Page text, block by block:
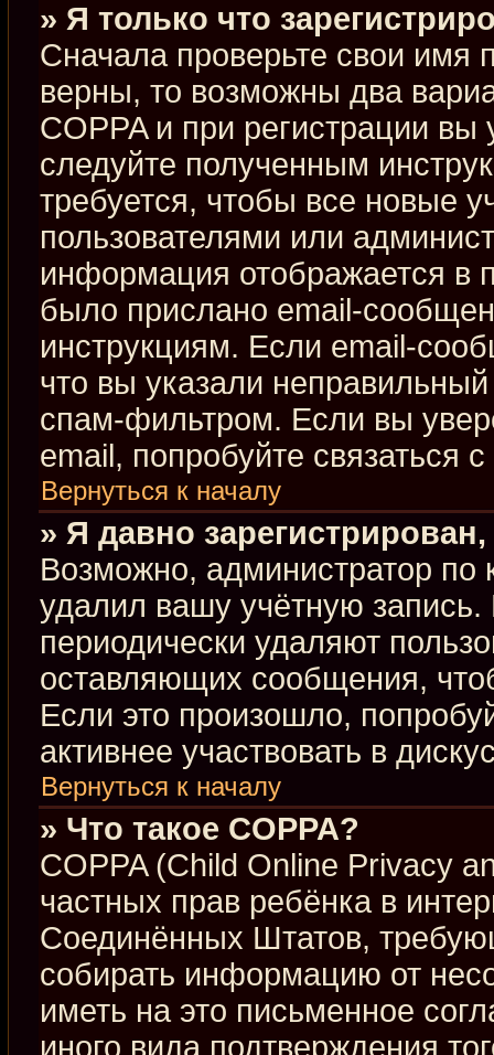
» Я только что
Сначала проверьте свои имя
верны, то возможны два
COPPA и при регистрации
следуйте полученным
требуется, чтобы все новые
пользователями или
информация отображается в
было прислано email-
инструкциям. Если email-
что вы указали
спам-фильтром. Если вы
email, попробуйте связаться
Вернуться к началу
» Я давно
Возможно, администратор по
удалил вашу учётную
периодически удаляют
оставляющих сообщения,
Если это произошло,
активнее участвовать в
Вернуться к началу
» Что такое COPPA?
COPPA (Child Online Privacy
частных прав ребёнка в
Соединённых Штатов,
собирать информацию от
иметь на это письменное
иного вида подтверждения